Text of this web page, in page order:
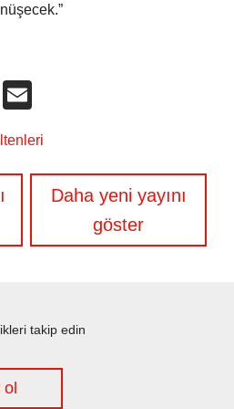
Facebook
Daha yeni yayını
göster
takip edin